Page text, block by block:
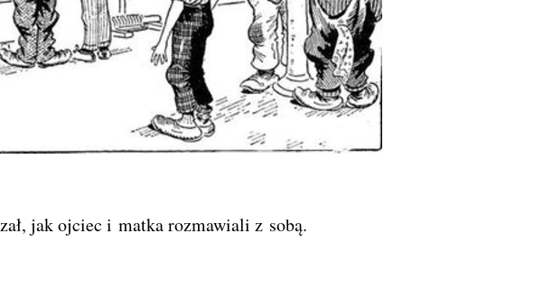
jak ojciec i matka rozmawiali z sobą.